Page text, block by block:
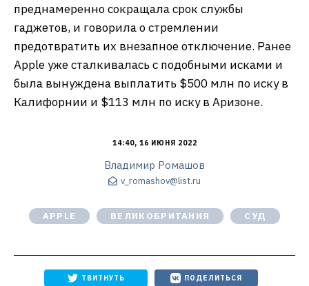
преднамеренно сокращала срок службы
гаджетов, и говорила о стремлении
предотвратить их внезапное отключение. Ранее
Apple уже сталкивалась с подобными исками и
была вынуждена выплатить $500 млн по иску в
Калифорнии и $113 млн по иску в Аризоне.
14:40, 16 ИЮНЯ 2022
Владимир Ромашов
v_romashov@list.ru
APPLE ВЕЛИКОБРИТАНИЯ СУД
ТВИТНУТЬ ПОДЕЛИТЬСЯ